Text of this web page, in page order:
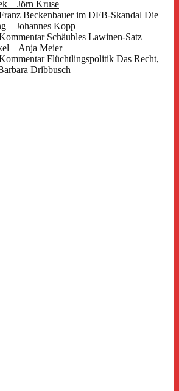
– Jörn Kruse
Beckenbauer im DFB-Skandal Die
– Johannes Kopp
Schäubles Lawinen-Satz
– Anja Meier
Flüchtlingspolitik Das Recht,
Dribbusch